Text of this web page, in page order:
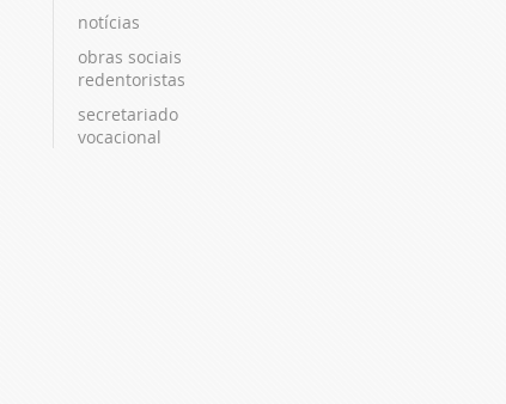
notícias
obras sociais
redentoristas
secretariado
vocacional